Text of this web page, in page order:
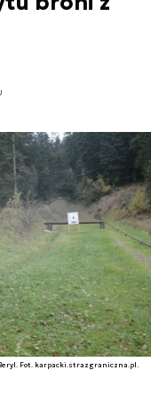
Fot. karpacki.strazgraniczna.pl.